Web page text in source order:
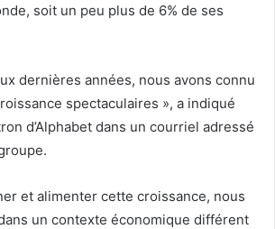
soit un peu plus de 6% de ses
dernières années, nous avons connu
spectaculaires », a indiqué
d’Alphabet dans un courriel adressé
et alimenter cette croissance, nous
un contexte économique différent